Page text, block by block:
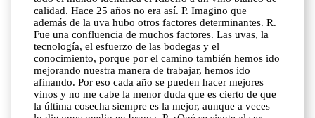
calidad. Hace 25 años no era así. P. Imagino que
además de la uva hubo otros factores determinantes. R.
Fue una confluencia de muchos factores. Las uvas, la
tecnología, el esfuerzo de las bodegas y el
conocimiento, porque por el camino también hemos ido
mejorando nuestra manera de trabajar, hemos ido
afinando. Por eso cada año se pueden hacer mejores
vinos y no me cabe la menor duda que es cierto de que
la última cosecha siempre es la mejor, aunque a veces